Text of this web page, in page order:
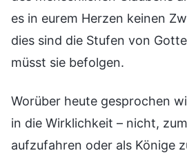
es in eurem Herzen keinen
dies sind die Stufen von
müsst sie befolgen.
Worüber heute gesprochen
in die Wirklichkeit – nicht,
aufzufahren oder als Könige